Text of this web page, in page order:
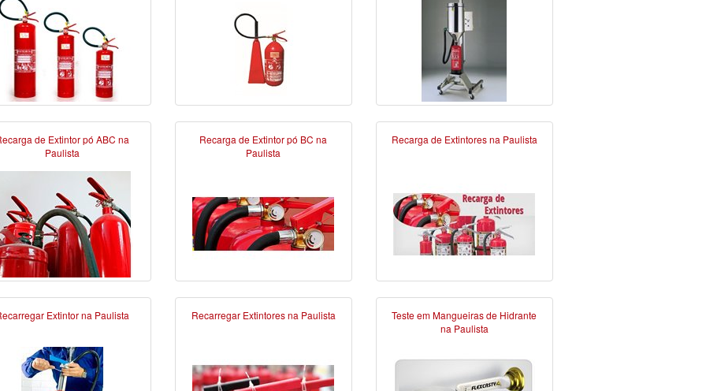
de Extintor pó ABC na
Paulista
Recarga de Extintor pó BC na
Paulista
Recarga de Extintores na Paulista
Extintor na Paulista Recarregar Extintores na Paulista
Teste em Mangueiras de Hidrante
na Paulista